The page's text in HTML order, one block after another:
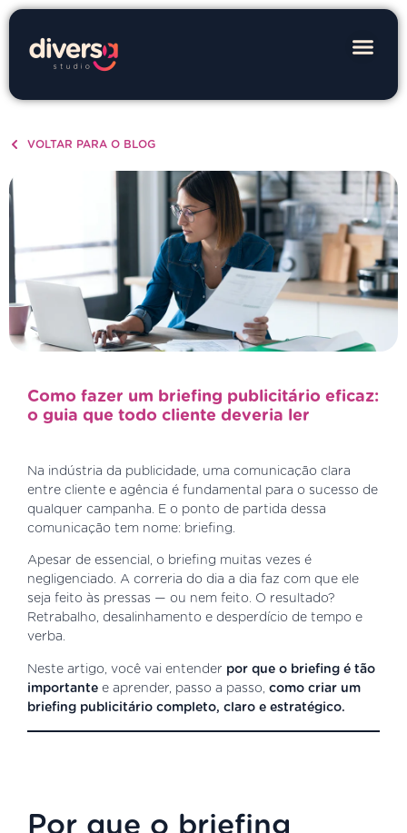
VOLTAR PARA O BLOG
Como fazer um briefing publicitário eficaz:
o guia que todo cliente deveria ler
Na indústria da publicidade, uma comunicação clara
entre cliente e agência é fundamental para o sucesso de
qualquer campanha. E o ponto de partida dessa
comunicação tem nome: briefing.
Apesar de essencial, o briefing muitas vezes é
negligenciado. A correria do dia a dia faz com que ele
seja feito às pressas — ou nem feito. O resultado?
Retrabalho, desalinhamento e desperdício de tempo e
verba.
Neste artigo, você vai entender por que o briefing é tão
importante e aprender, passo a passo, como criar um
briefing publicitário completo, claro e estratégico.
Por que o briefing